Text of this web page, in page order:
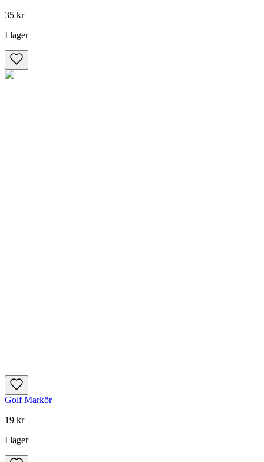
35 kr
I lager
Golf Markör
19 kr
I lager